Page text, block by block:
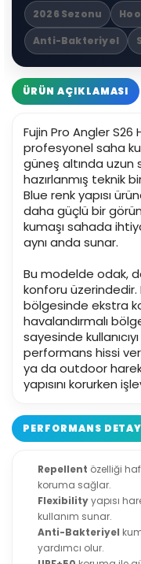
2026 Sezonu
Anti-Bakteriyel
ÜRÜN AÇIKLAMASI
Fujin Pro Angler
profesyonel saha
güneş altında uzun
hazırlanmış teknik
Blue renk yapısı
daha güçlü bir
kumaşı sahada
aynı anda sunar.
Bu modelde odak,
konforu üzerindedir.
bölgesinde ekstra
havalandırmalı
sayesinde
performans hissi
ya da outdoor
yapısını korurken
PERFORMANS
Repellent özelliği
koruma sağlar.
Flexibilityyapısı
kullanım sunar.
Anti-Bakteriyel
yardımcı olur.